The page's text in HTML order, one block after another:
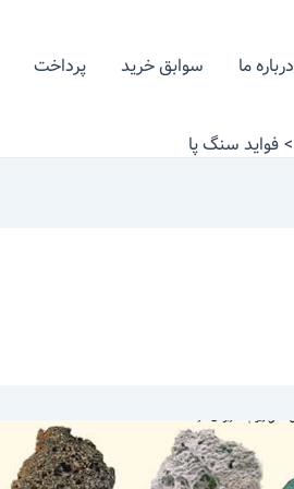
درباره ما سوابق خرید پرداخت
فواید سنگ پا